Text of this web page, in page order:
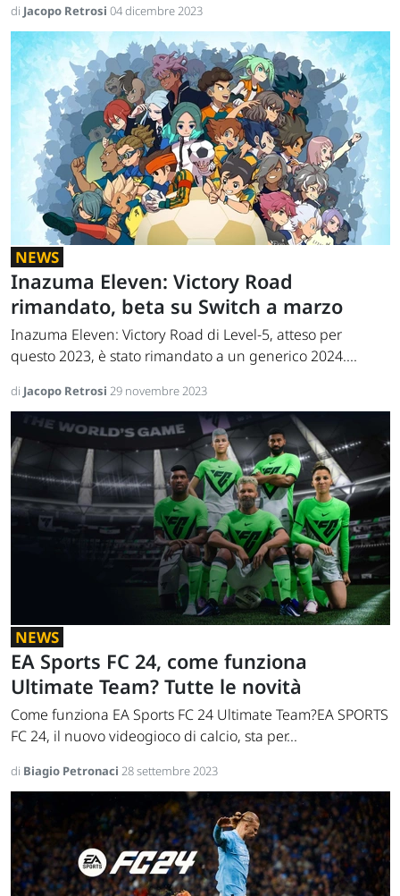
di Jacopo Retrosi 04 dicembre 2023
NEWS
Inazuma Eleven: Victory Road
rimandato, beta su Switch a marzo
Inazuma Eleven: Victory Road di Level-5, atteso per
questo 2023, è stato rimandato a un generico 2024....
di Jacopo Retrosi 29 novembre 2023
NEWS
EA Sports FC 24, come funziona
Ultimate Team? Tutte le novità
Come funziona EA Sports FC 24 Ultimate Team?EA SPORTS
FC 24, il nuovo videogioco di calcio, sta per...
di Biagio Petronaci 28 settembre 2023